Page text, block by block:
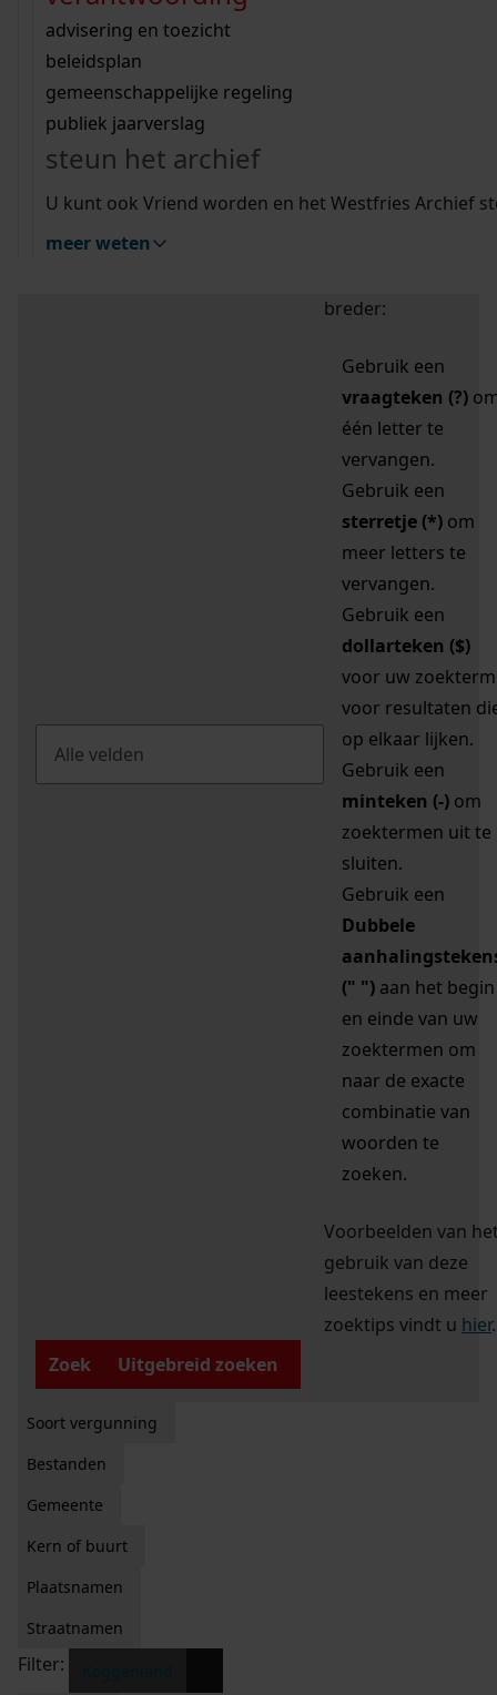
bouwvergunningen
omgevingsvergunningen
vergunningen
beeld en geluid
uitleg nodig?
Wij helpen u op weg met een aantal zoektips.
bekijk alle zoektips
Wij helpen u op weg met een aantal zoektips.
bekijk alle zoektips
bekijk ons geschiedenislokaal
advisering en toezicht
beleidsplan
gemeenschappelijke regeling
publiek jaarverslag
steun het archief
U kunt ook Vriend worden en het Westfries Archief
meer weten
zoektips
Mijn Studiezaal (inloggen)
uw zoekopdracht te
breder:
Gebruik een
vraagteken (?)
één letter te
vervangen.
Gebruik een
sterretje (*) om
meer letters te
vervangen.
Gebruik een
dollarteken ($)
voor uw zoekterm
voor resultaten
op elkaar lijken.
Gebruik een
minteken (-) om
zoektermen uit te
sluiten.
Gebruik een
Dubbele
(" ") aan het begin
en einde van uw
zoektermen om
naar de exacte
combinatie van
woorden te
zoeken.
Voorbeelden van
gebruik van deze
leestekens en meer
zoektips vindt u hier.
Zoek
Uitgebreid zoeken
Soort vergunning
Bestanden
Gemeente
Kern of buurt
Plaatsnamen
Straatnamen
Filter: